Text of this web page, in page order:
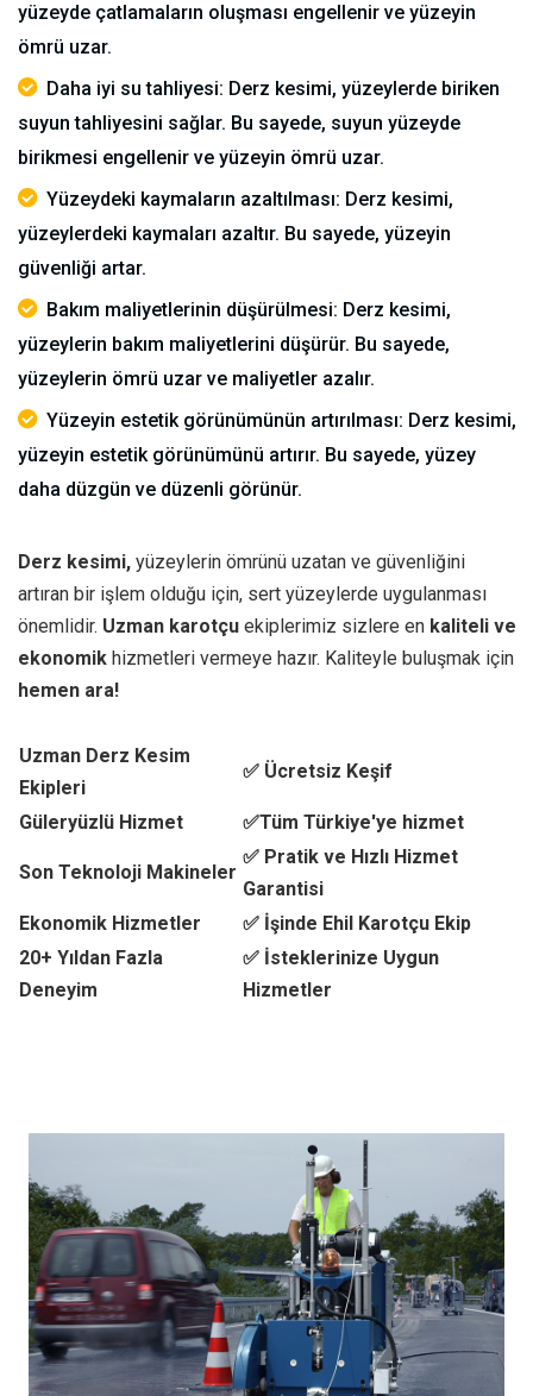
yüzeyde çatlamaların oluşması engellenir ve yüzeyin
ömrü uzar.
Daha iyi su tahliyesi: Derz kesimi, yüzeylerde biriken
suyun tahliyesini sağlar. Bu sayede, suyun yüzeyde
birikmesi engellenir ve yüzeyin ömrü uzar.
Yüzeydeki kaymaların azaltılması: Derz kesimi,
yüzeylerdeki kaymaları azaltır. Bu sayede, yüzeyin
güvenliği artar.
Bakım maliyetlerinin düşürülmesi: Derz kesimi,
yüzeylerin bakım maliyetlerini düşürür. Bu sayede,
yüzeylerin ömrü uzar ve maliyetler azalır.
Yüzeyin estetik görünümünün artırılması: Derz kesimi,
yüzeyin estetik görünümünü artırır. Bu sayede, yüzey
daha düzgün ve düzenli görünür.
Derz kesimi, yüzeylerin ömrünü uzatan ve güvenliğini
artıran bir işlem olduğu için, sert yüzeylerde uygulanması
önemlidir. Uzman karotçu ekiplerimiz sizlere en kaliteli ve
ekonomik hizmetleri vermeye hazır. Kaliteyle buluşmak için
hemen ara!
Uzman Derz Kesim
Ekipleri
✅ Ücretsiz Keşif
Güleryüzlü Hizmet ✅Tüm Türkiye'ye hizmet
Son Teknoloji Makineler
✅ Pratik ve Hızlı Hizmet
Garantisi
Ekonomik Hizmetler
✅ İşinde Ehil Karotçu Ekip
20+ Yıldan Fazla
Deneyim
✅ İsteklerinize Uygun
Hizmetler